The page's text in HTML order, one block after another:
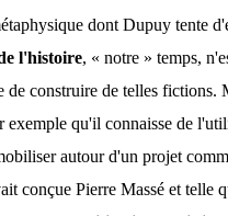
dont Dupuy tente
l'histoire, « notre » temps,
construire de telles fictions.
qu'il connaisse de
autour d'un projet
conçue Pierre Massé et telle